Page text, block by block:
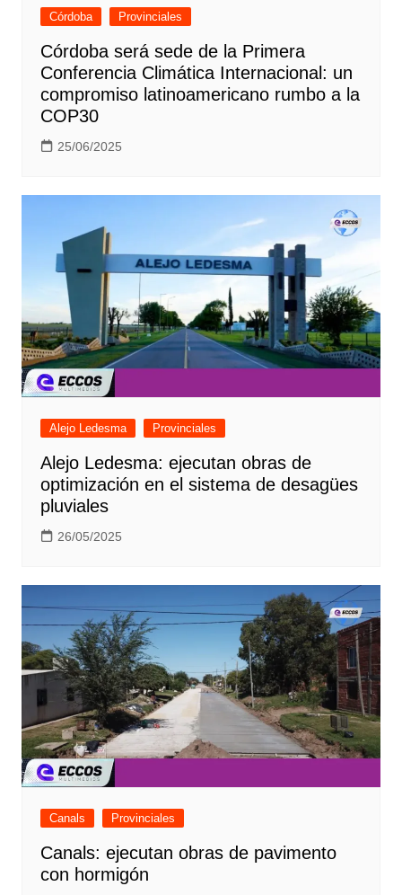
Córdoba Provinciales
Córdoba será sede de la Primera
Conferencia Climática Internacional: un
compromiso latinoamericano rumbo a la
COP30
25/06/2025
Alejo Ledesma Provinciales
Alejo Ledesma: ejecutan obras de
optimización en el sistema de desagües
pluviales
26/05/2025
Canals Provinciales
Canals: ejecutan obras de pavimento
con hormigón